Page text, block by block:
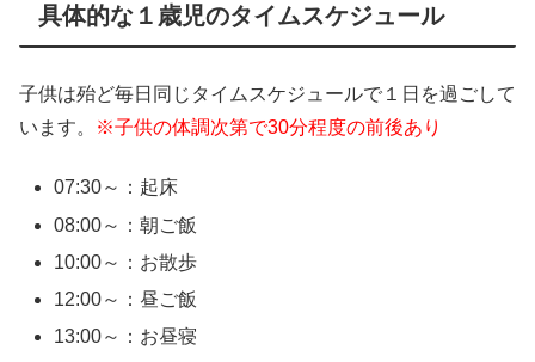
具体的な１歳児のタイムスケジュール
子供は殆ど毎日同じタイムスケジュールで１日を過ごして
います。
※子供の体調次第で30分程度の前後あり
07:30～：起床
08:00～：朝ご飯
10:00～：お散歩
12:00～：昼ご飯
13:00～：お昼寝